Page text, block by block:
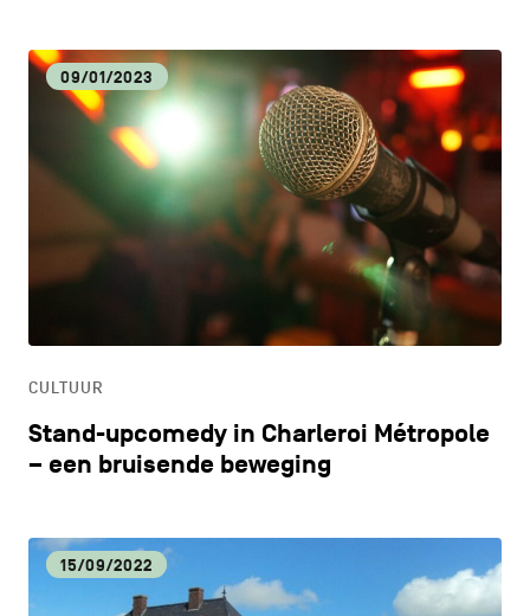
09/01/2023
CULTUUR
Stand-upcomedy in Charleroi Métropole
– een bruisende beweging
15/09/2022